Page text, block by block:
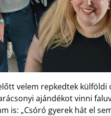
velem repkedtek külföldi
ajándékot vinni
is: „Csóró gyerek hát el